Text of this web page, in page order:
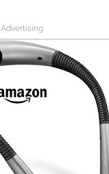
Advertising